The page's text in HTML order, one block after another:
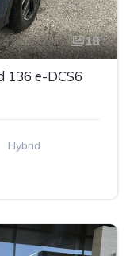
18
136 e-DCS6
Hybrid